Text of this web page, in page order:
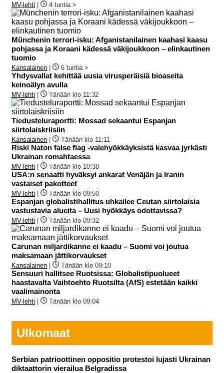
MV-lehti | 4 tuntia >
Münchenin terrori-isku: Afganistanilainen kaahasi kaasu
pohjassa ja Koraani kädessä väkijoukkoon – elinkautinen
tuomio
Kansalainen | 6 tuntia >
Yhdysvallat kehittää uusia virusperäisiä bioaseita
keinoälyn avulla
MV-lehti | Tänään klo 11:32
Tiedusteluraportti: Mossad sekaantui Espanjan
siirtolaiskriisiin
Kansalainen | Tänään klo 11:11
Riski Naton false flag -valehyökkäyksistä kasvaa jyrkästi
Ukrainan romahtaessa
MV-lehti | Tänään klo 10:38
USA:n senaatti hyväksyi ankarat Venäjän ja Iranin
vastaiset pakotteet
MV-lehti | Tänään klo 09:50
Espanjan globalistihallitus uhkailee Ceutan siirtolaisia
vastustavia alueita – Uusi hyökkäys odottavissa?
MV-lehti | Tänään klo 09:32
Carunan miljardikanne ei kaadu – Suomi voi joutua
maksamaan jättikorvaukset
Kansalainen | Tänään klo 09:10
Sensuuri hallitsee Ruotsissa: Globalistipuolueet
haastavalta Vaihtoehto Ruotsilta (AfS) estetään kaikki
vaalimainonta
MV-lehti | Tänään klo 09:04
Ulkomaat
Serbian patrioottinen oppositio protestoi lujasti Ukrainan
diktaattorin vierailua Belgradissa